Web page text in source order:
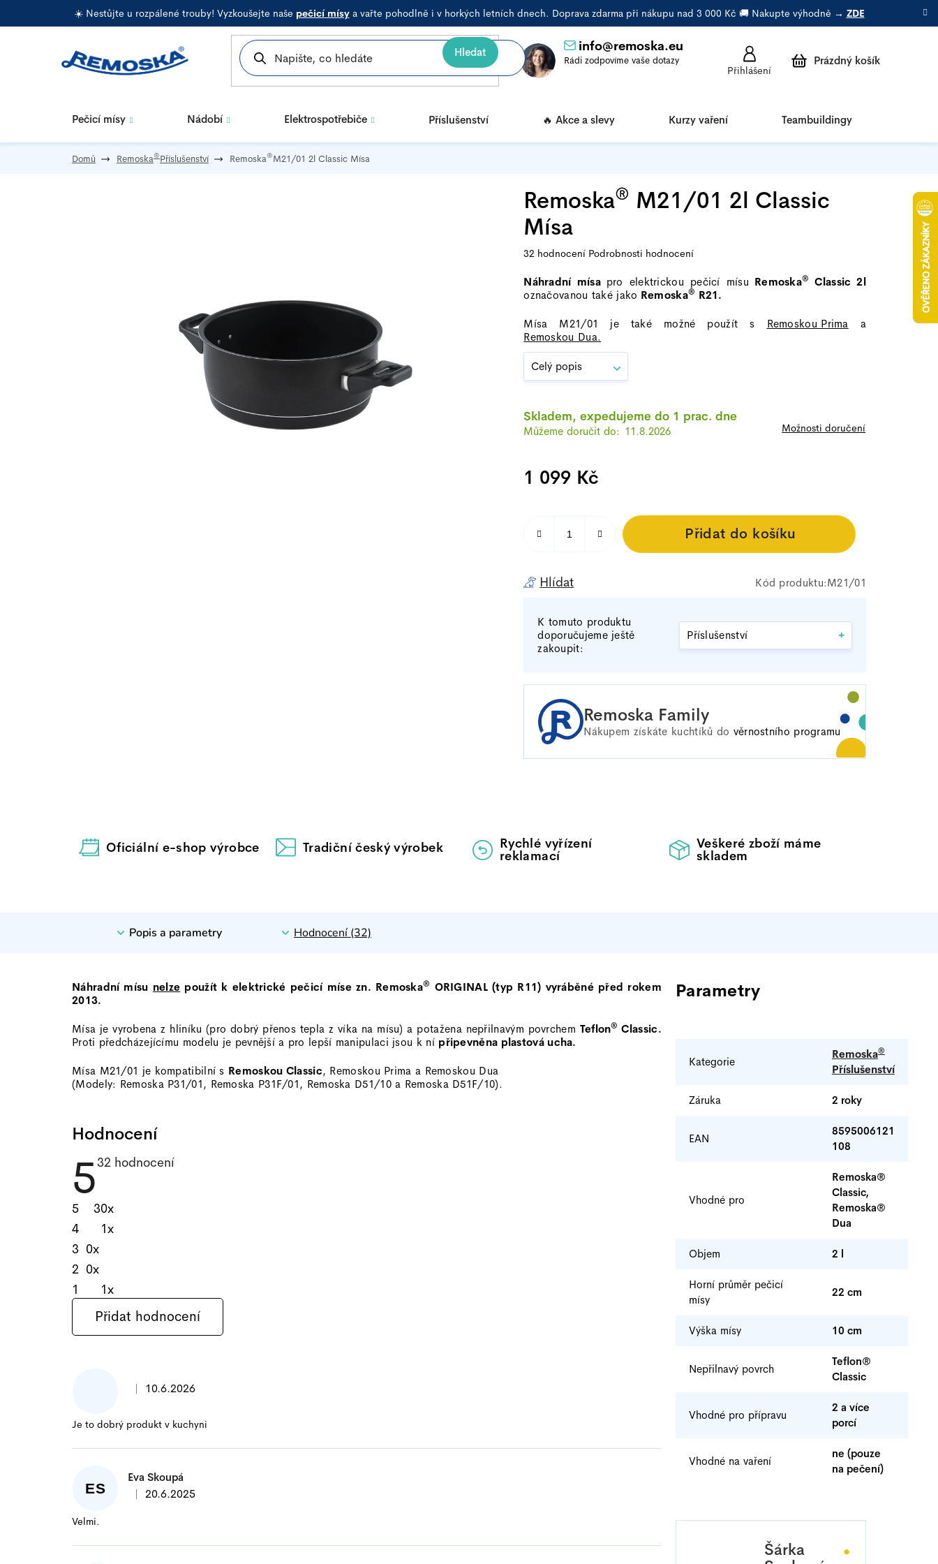
na
☀️ Nestůjte u rozpálené trouby! Vyzkoušejte naše pečicí mísya vařte pohodlně i v horkých letních dnech. Doprava zdarma při nákupu nad 3 000 Kč 🚚 Nakupte výhodně → ZDE
Hledat info@remoska.eu
košík
Prázdný košík
Přihlášení
Pečicí mísy Nádobí Elektrospotřebiče Příslušenství 🔥 Akce a slevy Kurzy vaření Teambuildingy
Domů Remoska®Příslušenství Remoska®M21/01 2l Classic Mísa
Remoska® M21/01 2l Classic
Mísa
Průměrné
produktu
je
4,8
z
5
hvězdiček.
32 hodnocení Podrobnosti hodnocení
Náhradní mísa pro elektrickou pečicí mísu Remoska®
Classic 2l
označovanou také jako Remoska® R21.
Mísa M21/01 je také možné použít s Remoskou Prima a
Remoskou Dua.
Celý popis
Skladem, expedujeme do 1 prac. dne
11.8.2026 Možnosti doručení
1 099 Kč
Měrná cena:
Hlídat M21/01
K tomuto produktu
doporučujeme ještě
zakoupit:
Příslušenství +
Remoska Family
Nákupem získáte kuchtíků do věrnostního programu
Oficiální e-shop výrobce Tradiční český výrobek
Rychlé vyřízení
reklamací
Veškeré zboží máme
skladem
Popis a parametry Hodnocení (32)
Náhradní mísu nelze použít k elektrické pečicí míse zn. Remoska® ORIGINAL (typ R11) vyráběné před rokem
2013.
Mísa je vyrobena z hliníku (pro dobrý přenos tepla z víka na mísu) a potažena nepřilnavým povrchem Teflon® Classic.
Proti předcházejícímu modelu je pevnější a pro lepší manipulaci jsou k ní připevněna plastová ucha.
Mísa M21/01 je kompatibilní s Remoskou Classic, Remoskou Prima a Remoskou Dua
(Modely: Remoska P31/01 , Remoska P31F/01 , Remoska D51/10a Remoska D51F/10).
Hodnocení
5Průměrné
4,8
z
hvězdiček.
32 hodnocení
5
30x
4
1x
3 0x
2 0x
1
1x
Přidat hodnocení
h
o
e
n
Hodnocení produktu je 5 z 5 hvězdiček.
| 10.6.2026
Je to dobrý produkt v kuchyni
ES
Eva Skoupá
Hodnocení produktu je 5 z 5 hvězdiček.
| 20.6.2025
Velmi.
Kategorie
Remoska®
Příslušenství
Záruka 2 roky
EAN
8595006121
108
Vhodné pro
Remoska®
Classic,
Remoska®
Dua
Objem 2 l
Horní průměr pečicí
mísy
22 cm
Výška mísy 10 cm
Nepřilnavý povrch
Teflon®
Classic
Vhodné pro přípravu
2 a více
porcí
Vhodné na vaření
ne (pouze
na pečení)
Šárka